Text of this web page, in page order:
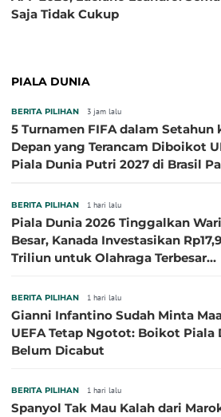
Saja Tidak Cukup
PIALA DUNIA
BERITA PILIHAN 3 jam lalu
5 Turnamen FIFA dalam Setahun
Depan yang Terancam Diboikot
Piala Dunia Putri 2027 di Brasil
BERITA PILIHAN 1 hari lalu
Piala Dunia 2026 Tinggalkan
Besar, Kanada Investasikan Rp17,9
Triliun untuk Olahraga Terbesar
BERITA PILIHAN 1 hari lalu
Gianni Infantino Sudah Minta
UEFA Tetap Ngotot: Boikot Piala
Belum Dicabut
BERITA PILIHAN 1 hari lalu
Spanyol Tak Mau Kalah dari